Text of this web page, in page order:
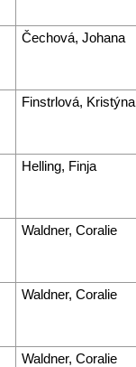
Čechová, Johana
Finstrlová, Kristýna
Helling, Finja
Waldner, Coralie
Waldner, Coralie
Waldner, Coralie